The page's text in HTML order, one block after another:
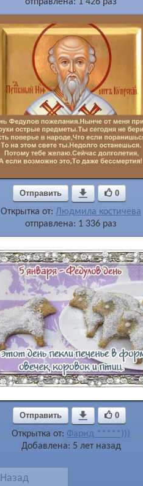
Отправить  0
Открытка от: Людмила костичева
отправлена: 1 336 раз
Отправить  0
Открытка от: Фарид *****)))
Добавлена: 5 лет назад
Назад